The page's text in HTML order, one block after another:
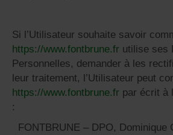
Si l’Utilisateur souhaite savoir
https://www.fontbrune.fr utilise ses
Personnelles, demander à les
leur traitement, l’Utilisateur peut
https://www.fontbrune.fr par écrit à
:
FONTBRUNE – DPO, Dominique